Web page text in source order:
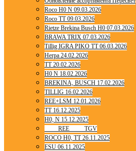
Roco H0 N 09.03.2026
Roco TT 09.03.2026
Rietze Brekina Busch H0 07.03.2026
BRAWA TRIX 07.03.2026
Tillig IGRA PIKO TT 06.03.2026
Herpa 24.02.2026
TT 20.02.2026
H0 N 18.02.2026
BREKINA, BUSCH 17.02.2026
TILLIG 16.02.2026
REE+LSM 12.01.2026
TT 16.12.2025
H0, N 15.12.2025
____ REE ____ TGV
ROCO H0, TT 26.11.2025
ESU 06.11.2025